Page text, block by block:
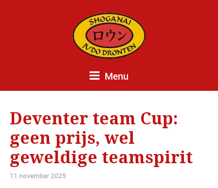
Menu
Deventer team Cup:
geen prijs, wel
geweldige teamspirit
11 november 2025